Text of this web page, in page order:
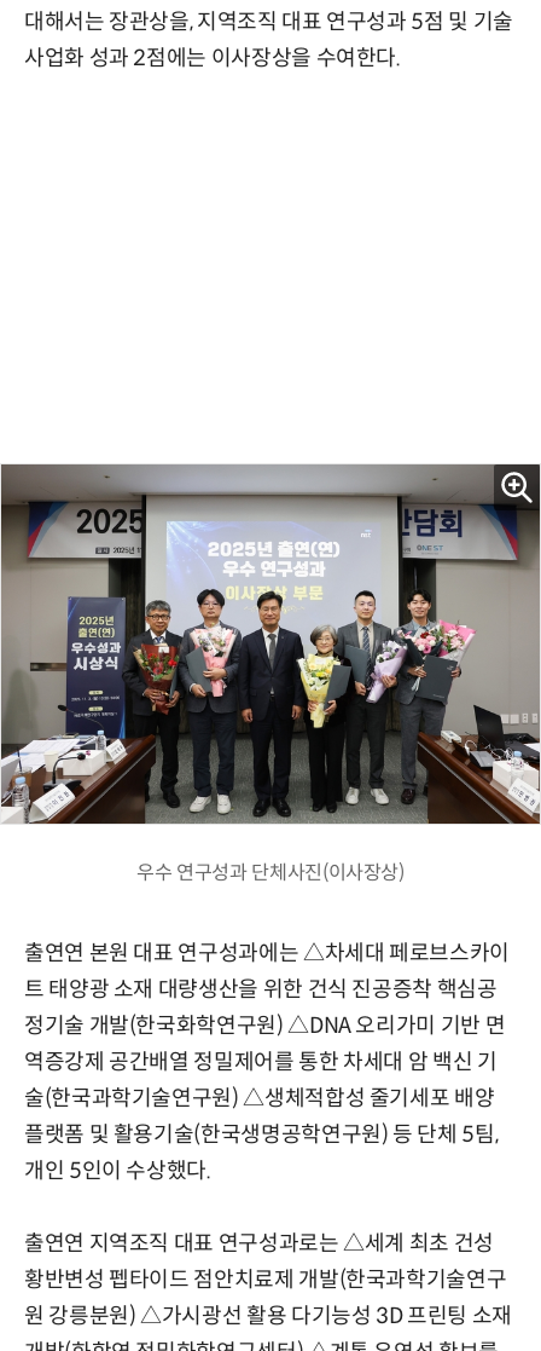
대해서는 장관상을, 지역조직 대표 연구성과 5점 및 기술
사업화 성과 2점에는 이사장상을 수여한다.
우수 연구성과 단체사진(이사장상)
출연연 본원 대표 연구성과에는 △차세대 페로브스카이
트 태양광 소재 대량생산을 위한 건식 진공증착 핵심공
정기술 개발(한국화학연구원) △DNA 오리가미 기반 면
역증강제 공간배열 정밀제어를 통한 차세대 암 백신 기
술(한국과학기술연구원) △생체적합성 줄기세포 배양
플랫폼 및 활용기술(한국생명공학연구원) 등 단체 5팀,
개인 5인이 수상했다.
출연연 지역조직 대표 연구성과로는 △세계 최초 건성
황반변성 펩타이드 점안치료제 개발(한국과학기술연구
원 강릉분원) △가시광선 활용 다기능성 3D 프린팅 소재